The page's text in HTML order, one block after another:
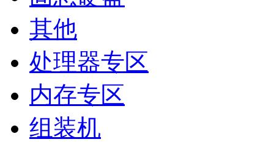
其他
处理器专区
内存专区
组装机